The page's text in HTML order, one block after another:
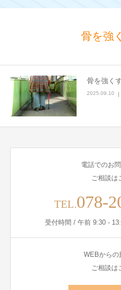
骨を強
骨を強く
2025.09.10
電話でのお
ご相談は
TEL.078-
受付時間 / 午前 9:30 -
WEBからの
ご相談は